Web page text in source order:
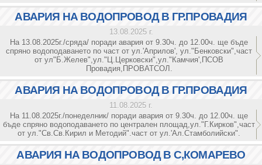
АВАРИЯ НА ВОДОПРОВОД В ГР.ПРОВАДИЯ
13.08.2025 г.
На 13.08.2025г./сряда/ поради авария от 9.30ч. до 12.00ч. ще бъде
спряно водоподаването по част от ул.'Априлов', ул."Бенковски",част
от ул"Б.Желев",ул."Ц.Церковски",ул."Камчия',ПСОВ
Провадия,ПРОВАТСОЛ.
АВАРИЯ НА ВОДОПРОВОД В ГР.ПРОВАДИЯ
11.08.2025 г.
На 11.08.2025г./понеделник/ поради авария от 9.30ч. до 12.00ч. ще
бъде спряно водоподаването по централен площад,ул."Г.Кирков",част
от ул."Св.Св.Кирил и Методий".част от ул.'Ал.Стамболийски".
АВАРИЯ НА ВОДОПРОВОД В С,КОМАРЕВО